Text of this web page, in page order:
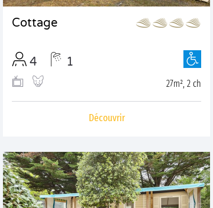
Cottage
4 1
27m², 2 ch
Découvrir